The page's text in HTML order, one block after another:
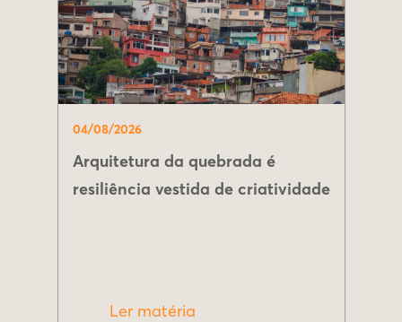
04/08/2026
Arquitetura da quebrada é
resiliência vestida de criatividade
Ler matéria